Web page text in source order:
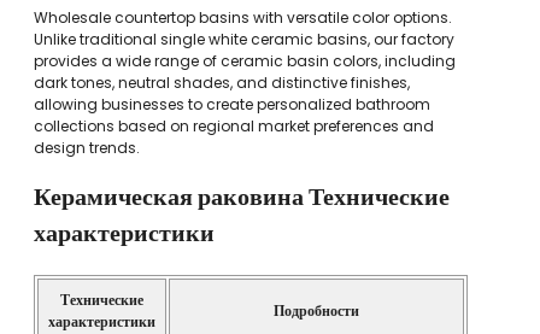
Wholesale countertop basins with versatile color options.
Unlike traditional single white ceramic basins, our factory
provides a wide range of ceramic basin colors, including
dark tones, neutral shades, and distinctive finishes,
allowing businesses to create personalized bathroom
collections based on regional market preferences and
design trends.
Керамическая раковинаТехнические
характеристики
Технические
характеристики
Подробности